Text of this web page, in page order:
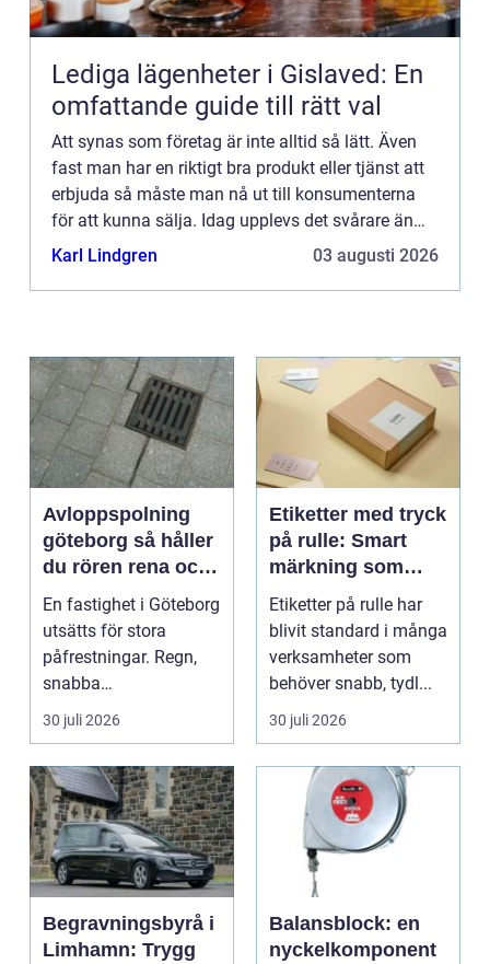
Lediga lägenheter i Gislaved: En
omfattande guide till rätt val
Att synas som företag är inte alltid så lätt. Även
fast man har en riktigt bra produkt eller tjänst att
erbjuda så måste man nå ut till konsumenterna
för att kunna sälja. Idag upplevs det svårare än
någonsin att nå ut till människor på grund av alla
Karl Lindgren 03 augusti 2026
Avloppspolning
göteborg så håller
du rören rena och
trygga året runt
En fastighet i Göteborg
utsätts för stora
påfrestningar. Regn,
snabba
temperaturväxlingar
30 juli 2026
Etiketter med tryck
på rulle: Smart
märkning som
stärker både flöde
och varumärke
Etiketter på rulle har
blivit standard i många
verksamheter som
behöver snabb, tydl...
30 juli 2026
Begravningsbyrå i
Limhamn: Trygg
Balansblock: en
nyckelkomponent